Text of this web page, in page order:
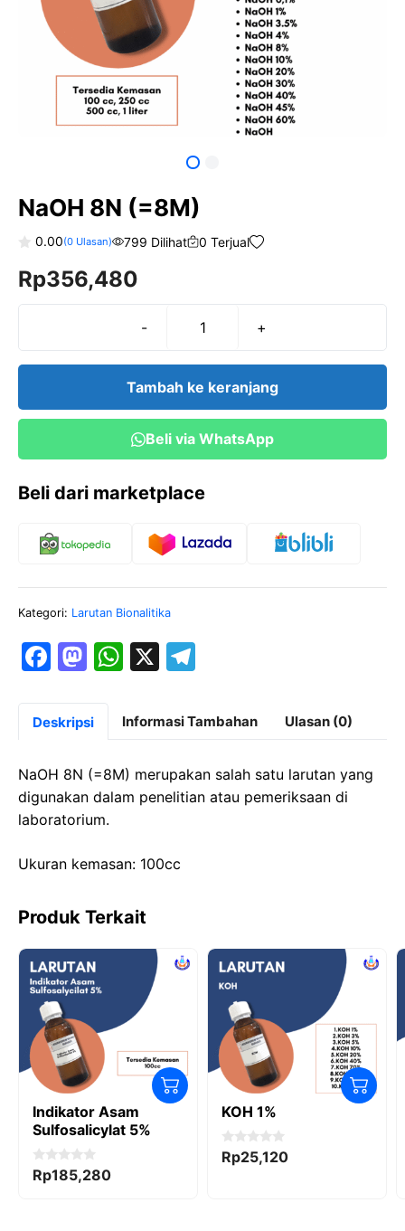
NaOH 8N (=8M)
o
u
0.00(0Ulasan) 799 Dilihat 0 Terjual
Rp356,480
-
Kuantitas
8N
+
Tambah ke keranjang
Beli via WhatsApp
Beli dari marketplace
Kategori: Larutan Bionalitika
F
c
b
o
o
k
M
st
d
o
n
W
at
s
A
p
X
e
gr
a
m
Deskripsi Informasi Tambahan Ulasan (0)
NaOH 8N (=8M) merupakan salah satu larutan yang
digunakan dalam penelitian atau pemeriksaan di
laboratorium.
Ukuran kemasan: 100cc
Produk Terkait
Indikator Asam
Sulfosalicylat 5%
0
o
Rp185,280
KOH 1%
0
o
Rp25,120